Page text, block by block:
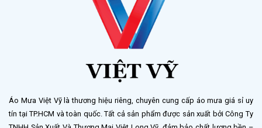
Áo Mưa Việt Vỹ là thương hiệu riêng, chuyên cung cấp áo mưa giá sỉ uy
tín tại TP.HCM và toàn quốc. Tất cả sản phẩm được sản xuất bởi Công Ty